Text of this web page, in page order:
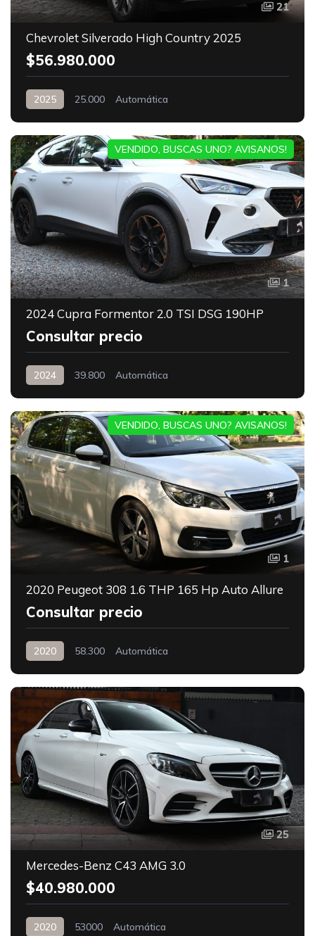
21
Chevrolet Silverado High Country 2025
$56.980.000
2025 25.000 Automática
1
2024 Cupra Formentor 2.0 TSI DSG 190HP
Consultar precio
2024 39.800 Automática
VENDIDO, BUSCAS UNO? AVISANOS!
1
2020 Peugeot 308 1.6 THP 165 Hp Auto Allure
Consultar precio
2020 58.300 Automática
VENDIDO, BUSCAS UNO? AVISANOS!
25
Mercedes-Benz C43 AMG 3.0
$40.980.000
2020 53000 Automática